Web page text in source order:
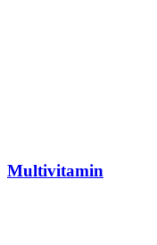
Multivitamin